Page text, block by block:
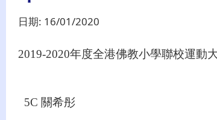
日期: 16/01/2020
2019-2020年度全港佛教小學聯校運動
5C 關希彤